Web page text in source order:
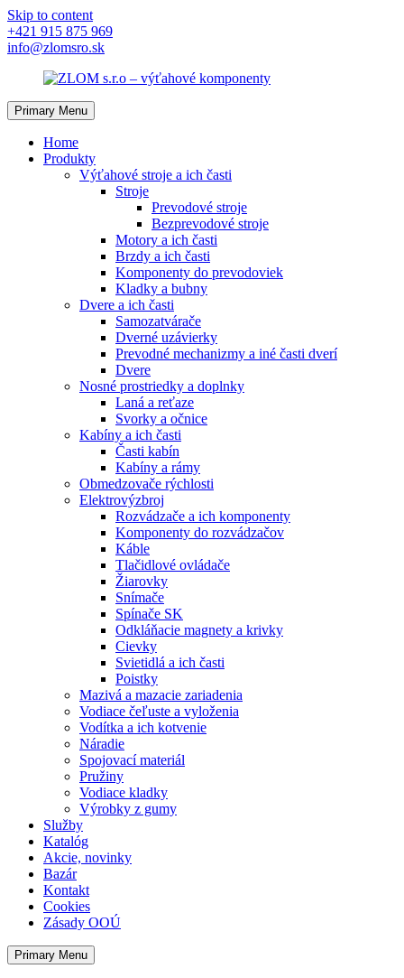
Skip to content
+421 915 875 969
info@zlomsro.sk
Primary Menu
Home
Produkty
Výťahové stroje a ich časti
Stroje
Prevodové stroje
Bezprevodové stroje
Motory a ich časti
Brzdy a ich časti
Komponenty do prevodoviek
Kladky a bubny
Dvere a ich časti
Samozatvárače
Dverné uzávierky
Prevodné mechanizmy a iné časti dverí
Dvere
Nosné prostriedky a doplnky
Laná a reťaze
Svorky a očnice
Kabíny a ich časti
Časti kabín
Kabíny a rámy
Obmedzovače rýchlosti
Elektrovýzbroj
Rozvádzače a ich komponenty
Komponenty do rozvádzačov
Káble
Tlačidlové ovládače
Žiarovky
Snímače
Spínače SK
Odkláňacie magnety a krivky
Cievky
Svietidlá a ich časti
Poistky
Mazivá a mazacie zariadenia
Vodiace čeľuste a vyloženia
Vodítka a ich kotvenie
Náradie
Spojovací materiál
Pružiny
Vodiace kladky
Výrobky z gumy
Služby
Katalóg
Akcie, novinky
Bazár
Kontakt
Cookies
Zásady OOÚ
Primary Menu